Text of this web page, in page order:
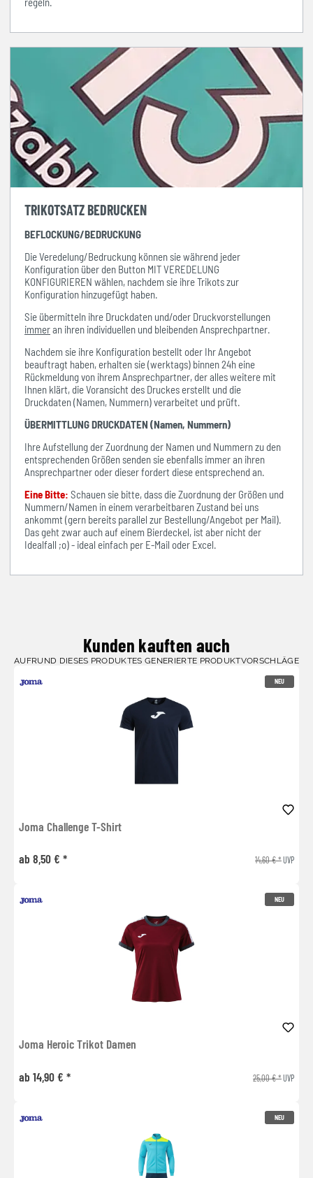
TRIKOTSATZ BEDRUCKEN
BEFLOCKUNG/BEDRUCKUNG
Die Veredelung/Bedruckung können sie während jeder
Konfiguration über den Button MIT VEREDELUNG
KONFIGURIEREN wählen, nachdem sie ihre Trikots zur
Konfiguration hinzugefügt haben.
Sie übermitteln ihre Druckdaten und/oder Druckvorstellungen
immeran ihren individuellen und bleibenden Ansprechpartner.
Nachdem sie ihre Konfiguration bestellt oder Ihr Angebot
beauftragt haben, erhalten sie (werktags) binnen 24h eine
Rückmeldung von ihrem Ansprechpartner, der alles weitere mit
Ihnen klärt, die Voransicht des Druckes erstellt und die
Druckdaten (Namen, Nummern) verarbeitet und prüft.
ÜBERMITTLUNG DRUCKDATEN (Namen, Nummern)
Ihre Aufstellung der Zuordnung der Namen und Nummern zu den
entsprechenden Größen senden sie ebenfalls immer an ihren
Ansprechpartner oder dieser fordert diese entsprechend an.
Eine Bitte: Schauen sie bitte, dass die Zuordnung der Größen und
Nummern/Namen in einem verarbeitbaren Zustand bei uns
ankommt (gern bereits parallel zur Bestellung/Angebot per Mail).
Das geht zwar auch auf einem Bierdeckel, ist aber nicht der
Idealfall ;o) - ideal einfach per E-Mail oder Excel.
Kunden kauften auch
AUFRUND DIESES PRODUKTES GENERIERTE PRODUKTVORSCHLÄGE
NEU
Joma Challenge T-Shirt
ab 8,50 € * 14,60 € *UVP
NEU
Joma Heroic Trikot Damen
ab 14,90 € * 25,00 € *UVP
NEU